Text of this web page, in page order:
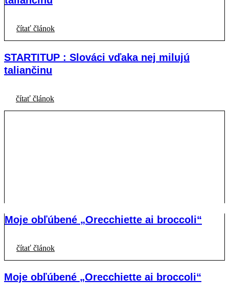
čítať článok
STARTITUP : Slováci vďaka nej milujú
taliančinu
čítať článok
Moje obľúbené „Orecchiette ai broccoli“
čítať článok
Moje obľúbené „Orecchiette ai broccoli“